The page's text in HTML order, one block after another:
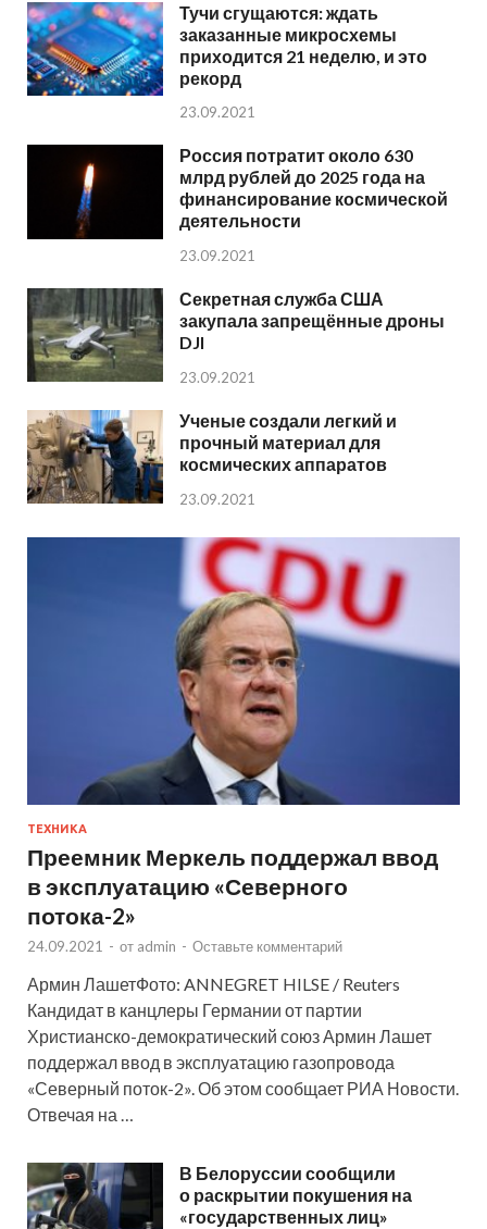
Тучи сгущаются: ждать
заказанные микросхемы
приходится 21 неделю, и это
рекорд
23.09.2021
Россия потратит около 630
млрд рублей до 2025 года на
финансирование космической
деятельности
23.09.2021
Секретная служба США
закупала запрещённые дроны
DJI
23.09.2021
Ученые создали легкий и
прочный материал для
космических аппаратов
23.09.2021
ТЕХНИКА
Преемник Меркель поддержал ввод
в эксплуатацию «Северного
потока-2»
24.09.2021 - от admin - Оставьте комментарий
Армин ЛашетФото: ANNEGRET HILSE / Reuters
Кандидат в канцлеры Германии от партии
Христианско-демократический союз Армин Лашет
поддержал ввод в эксплуатацию газопровода
«Северный поток-2». Об этом сообщает РИА Новости.
Отвечая на …
В Белоруссии сообщили
о раскрытии покушения на
«государственных лиц»